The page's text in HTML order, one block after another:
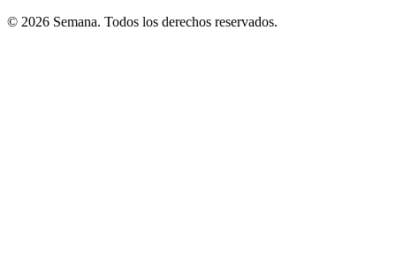
© 2026 Semana. Todos los derechos reservados.